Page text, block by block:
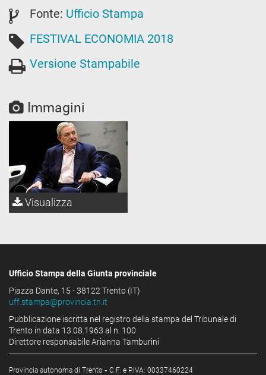
Fonte: Ufficio Stampa
FESTIVAL ECONOMIA 2018
Versione Stampabile
Immagini
Visualizza
Ufficio Stampa della Giunta provinciale
Piazza Dante, 15 - 38122 Trento (IT)
uff.stampa@provincia.tn.it
Pubblicazione iscritta nel registro della stampa del Tribunale di
Trento in data 13.08.1963 al n. 100
Direttore responsabile Arianna Tamburini
Provincia autonoma di Trento - C.F. e P.IVA: 00337460224